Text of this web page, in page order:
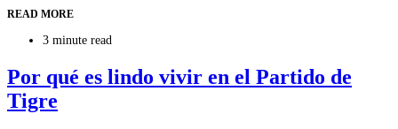
READ MORE
3 minute read
Por qué es lindo vivir en el Partido de
Tigre